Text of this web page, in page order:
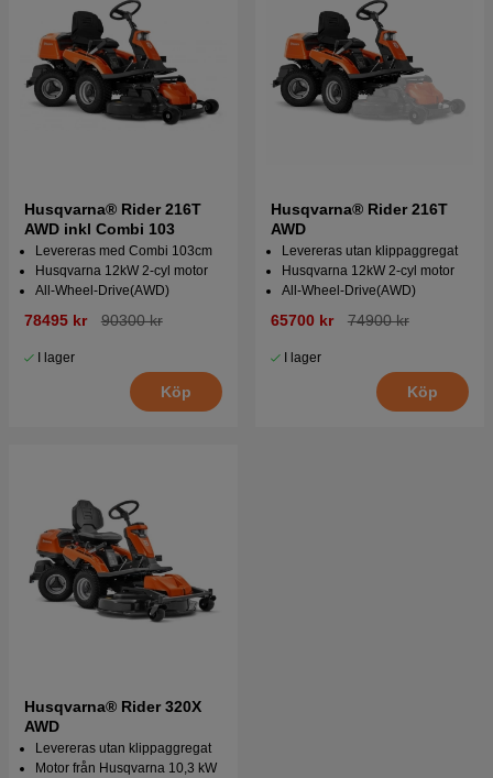
Husqvarna® Rider 216T
AWD inkl Combi 103
Levereras med Combi 103cm
Husqvarna 12kW 2-cyl motor
All-Wheel-Drive(AWD)
78495 kr 90300 kr
I lager
Köp
Husqvarna® Rider 216T
AWD
Levereras utan klippaggregat
Husqvarna 12kW 2-cyl motor
All-Wheel-Drive(AWD)
65700 kr 74900 kr
I lager
Köp
Husqvarna® Rider 320X
AWD
Levereras utan klippaggregat
Motor från Husqvarna 10,3 kW